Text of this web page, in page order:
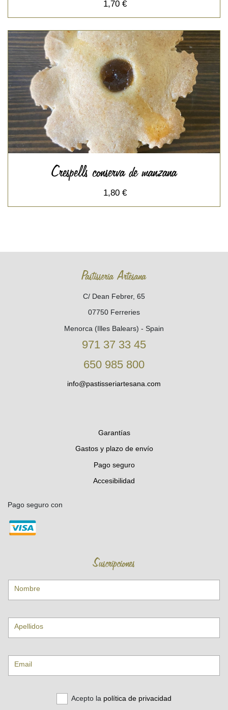
1,70 €
Crespells conserva de manzana
1,80 €
Pastisseria Artesana
C/ Dean Febrer, 65
07750 Ferreries
Menorca (Illes Balears) - Spain
971 37 33 45
650 985 800
info@pastisseriartesana.com
Garantías
Gastos y plazo de envío
Pago seguro
Accesibilidad
Pago seguro con
Suscripciones
Nombre
Apellidos
Email
Acepto la política de privacidad